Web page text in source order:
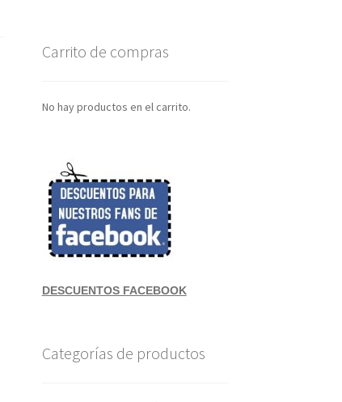
Carrito de compras
No hay productos en el carrito.
DESCUENTOS FACEBOOK
Categorías de productos